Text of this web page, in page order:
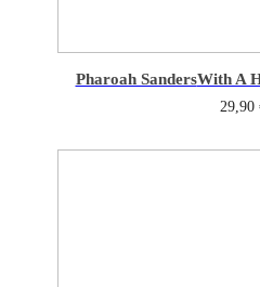
Pharoah SandersWith A
29,90